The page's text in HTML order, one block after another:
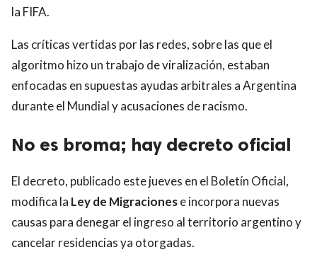
la FIFA.
Las críticas vertidas por las redes, sobre las que el
algoritmo hizo un trabajo de viralización, estaban
enfocadas en supuestas ayudas arbitrales a Argentina
durante el Mundial y acusaciones de racismo.
No es broma; hay decreto oficial
El decreto, publicado este jueves en el Boletín Oficial,
modifica la Ley de Migracionese incorpora nuevas
causas para denegar el ingreso al territorio argentino y
cancelar residencias ya otorgadas.